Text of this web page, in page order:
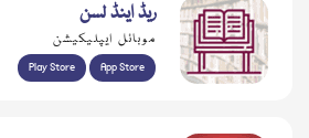
ریڈ اینڈ لسن
موبائل ایپلیکیشن
Play Store App Store